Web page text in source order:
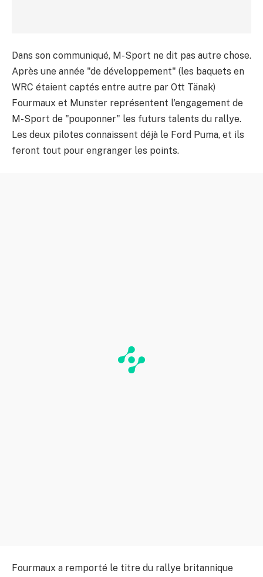
Dans son communiqué, M-Sport ne dit pas autre chose.
Après une année "de développement" (les baquets en
WRC étaient captés entre autre par Ott Tänak)
Fourmaux et Munster représentent l'engagement de
M-Sport de "pouponner" les futurs talents du rallye.
Les deux pilotes connaissent déjà le Ford Puma, et ils
feront tout pour engranger les points.
Fourmaux a remporté le titre du rallye britannique